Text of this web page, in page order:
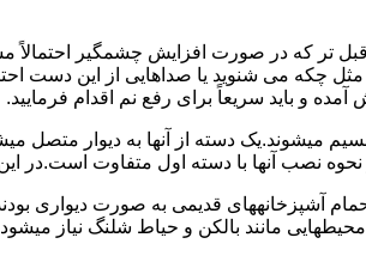
تر که در صورت افزایش چشمگیر احتمالاً
می شنوید یا صداهایی از این دست
و باید سریعاً برای رفع نم اقدام فرمایید.
میشوند.یک دسته از آنها به دیوار
نصب آنها با دسته اول متفاوت است.در
قدیمی به صورت دیواری
مانند بالکن و حیاط شلنگ نیاز